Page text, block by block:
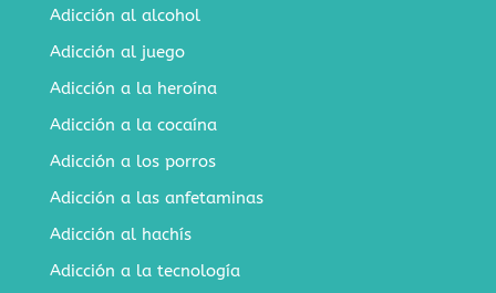
Adicción al alcohol
Adicción al juego
Adicción a la heroína
Adicción a la cocaína
Adicción a los porros
Adicción a las anfetaminas
Adicción al hachís
Adicción a la tecnología